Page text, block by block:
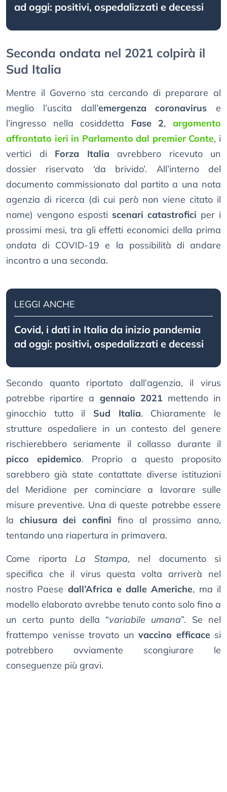
ad oggi: positivi, ospedalizzati e decessi
Seconda ondata nel 2021 colpirà il
Sud Italia
Mentre il Governo sta cercando di preparare al
meglio l’uscita dall’emergenza coronavirus e
l’ingresso nella cosiddetta Fase 2,argomento
affrontato ieri in Parlamento dal premier Conte, i
vertici di Forza Italia avrebbero ricevuto un
dossier riservato ‘da brivido’. All’interno del
documento commissionato dal partito a una nota
agenzia di ricerca (di cui però non viene citato il
nome) vengono esposti scenari catastrofici per i
prossimi mesi, tra gli effetti economici della prima
ondata di COVID-19 e la possibilità di andare
incontro a una seconda.
LEGGI ANCHE
Covid, i dati in Italia da inizio pandemia
ad oggi: positivi, ospedalizzati e decessi
Secondo quanto riportato dall’agenzia, il virus
potrebbe ripartire a gennaio 2021 mettendo in
ginocchio tutto il Sud Italia. Chiaramente le
strutture ospedaliere in un contesto del genere
rischierebbero seriamente il collasso durante il
picco epidemico. Proprio a questo proposito
sarebbero già state contattate diverse istituzioni
del Meridione per cominciare a lavorare sulle
misure preventive. Una di queste potrebbe essere
la chiusura dei confini fino al prossimo anno,
tentando una riapertura in primavera.
Come riporta La Stampa, nel documento si
specifica che il virus questa volta arriverà nel
nostro Paese dall’Africa e dalle Americhe, ma il
modello elaborato avrebbe tenuto conto solo fino a
un certo punto della “variabile umana”. Se nel
frattempo venisse trovato un vaccino efficacesi
potrebbero ovviamente scongiurare le
conseguenze più gravi.